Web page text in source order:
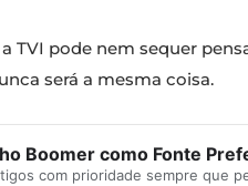
TVI pode nem sequer
será a mesma coisa.
Boomer como Fonte
com prioridade sempre que